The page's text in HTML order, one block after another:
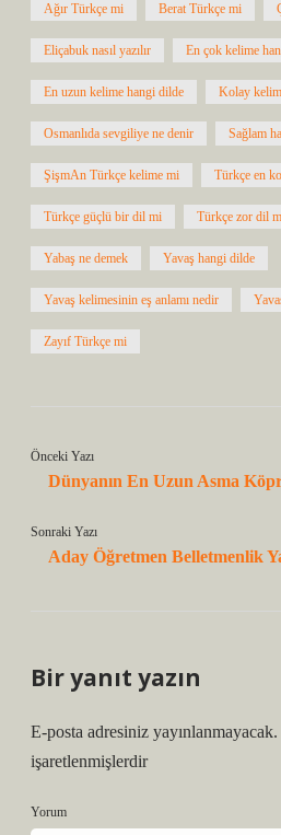
Ağır Türkçe mi Berat Türkçe mi
Eliçabuk nasıl yazılır En çok kelime
En uzun kelime hangi dilde Kolay
Osmanlıda sevgiliye ne denir Sağlam
ŞişmAn Türkçe kelime mi Türkçe en
Türkçe güçlü bir dil mi Türkçe zor dil
Yabaş ne demek Yavaş hangi dilde
Yavaş kelimesinin eş anlamı nedir
Zayıf Türkçe mi
Önceki Yazı
Dünyanın En Uzun Asma
Sonraki Yazı
Aday Öğretmen Belletmenlik
Bir yanıt yazın
E-posta adresiniz yayınlanmayacak.
işaretlenmişlerdir
Yorum